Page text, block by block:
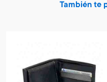
También te